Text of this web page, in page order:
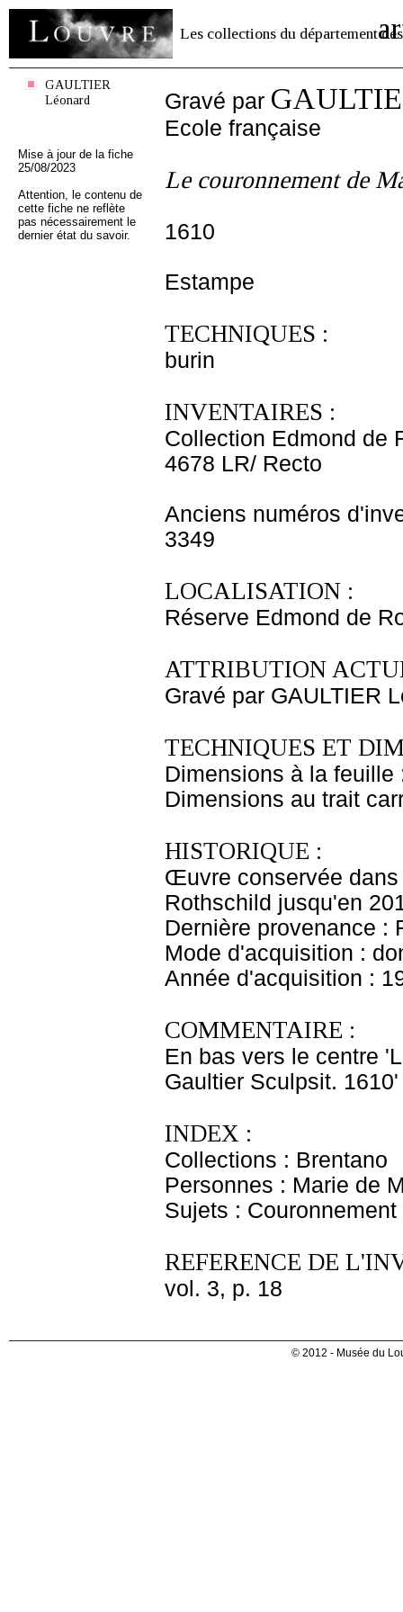
Les collections du département des
GAULTIER
Léonard
Mise à jour de la fiche
25/08/2023
Attention, le contenu de
cette fiche ne reflète
pas nécessairement le
dernier état du savoir.
Gravé par
Ecole française
Le couronnement de
1610
Estampe
TECHNIQUES :
burin
INVENTAIRES :
Collection Edmond de
4678 LR/ Recto
Anciens numéros
3349
LOCALISATION :
Réserve Edmond de
ATTRIBUTION
Gravé par GAULTIER
TECHNIQUES ET
Dimensions à la
Dimensions au trait
HISTORIQUE :
Œuvre conservée dans
Rothschild jusqu'en
Dernière provenance :
Mode d'acquisition :
Année d'acquisition :
COMMENTAIRE :
En bas vers le centre
Gaultier Sculpsit. 1610'
INDEX :
Collections : Brentano
Personnes : Marie de
Sujets :
REFERENCE DE
vol. 3, p. 18
© 2012 - Musée du